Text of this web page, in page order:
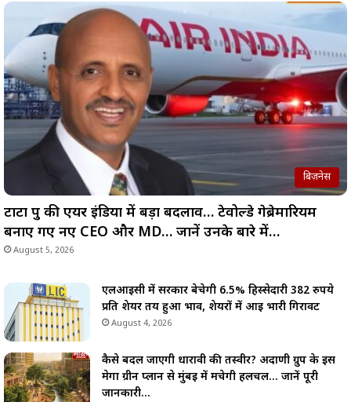
बिज़नेस
टाटा ग्रुप की एयर इंडिया में बड़ा बदलाव… टेवोल्डे गेब्रेमारियम
बनाए गए नए CEO और MD… जानें उनके बारे में…
August 5, 2026
एलआईसी में सरकार बेचेगी 6.5% हिस्सेदारी 382 रुपये
प्रति शेयर तय हुआ भाव, शेयरों में आई भारी गिरावट
August 4, 2026
कैसे बदल जाएगी धारावी की तस्वीर? अदाणी ग्रुप के इस
मेगा ग्रीन प्लान से मुंबई में मचेगी हलचल… जानें पूरी
जानकारी…